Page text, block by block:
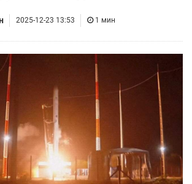
2025-12-23 13:53 1 мин